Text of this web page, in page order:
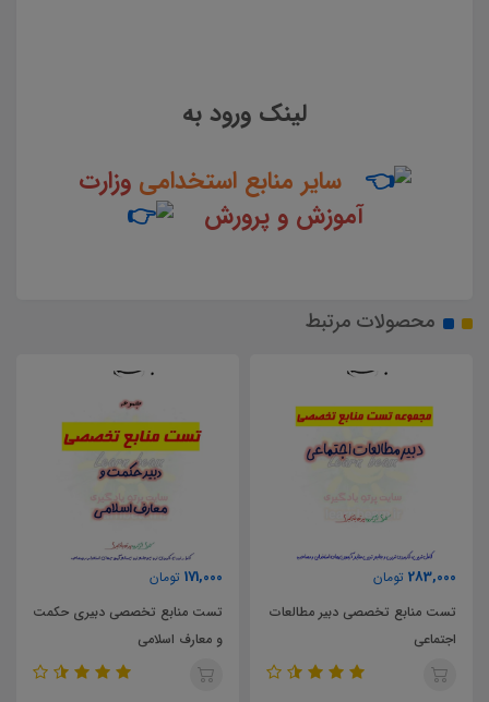
لینک ورود به
سایر منابع استخدامیوزارت
آموزش و پرورش
محصولات مرتبط
283,000 تومان
تست منابع تخصصی دبیر مطالعات
اجتماعی
171,000 تومان
تست منابع تخصصی دبیری حکمت
و معارف اسلامی